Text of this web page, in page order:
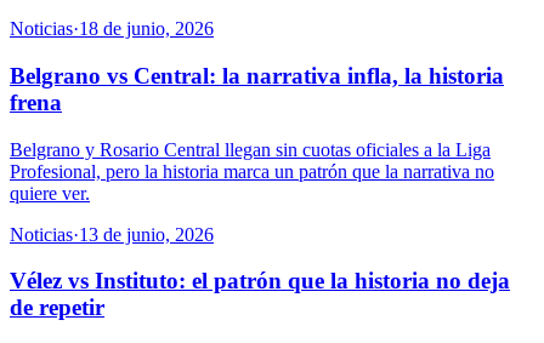
Noticias·18 de junio, 2026
Belgrano vs Central: la narrativa infla, la historia
frena
Belgrano y Rosario Central llegan sin cuotas oficiales a la Liga
Profesional, pero la historia marca un patrón que la narrativa no
quiere ver.
Noticias·13 de junio, 2026
Vélez vs Instituto: el patrón que la historia no deja
de repetir